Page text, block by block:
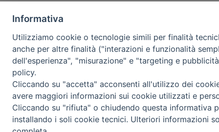
Informativa
Utilizziamo cookie o tecnologie simili per finalità
anche per altre finalità ("interazioni e funzionalità
dell'esperienza", "misurazione" e "targeting e
policy.
Cliccando su "accetta" acconsenti all'utilizzo dei
avere maggiori informazioni sui cookie utilizzati e
Cliccando su "rifiuta" o chiudendo questa informativa
installando i soli cookie tecnici. Ulteriori informazioni